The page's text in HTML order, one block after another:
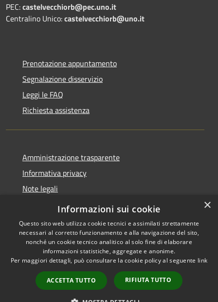
PEC:castelvecchiorb@pec.uno.it
Centralino Unico:castelvecchiorb@uno.it
Prenotazione appuntamento
Segnalazione disservizio
Leggi le FAQ
Richiesta assistenza
Amministrazione trasparente
Informativa privacy
Note legali
Dichiarazione di accessibilità
Accessibilità
Copyright © 2026 • Comune di
Castelvecchio di Rocca
Barbena • Powered by
Municipium•Accesso
×
Informazioni sui cookie
Questo sito web utilizza cookie tecnici e assimilati strettamente
necessari al corretto funzionamento e alla navigazione del sito,
nonché un cookie tecnico analitico al solo fine di elaborare
informazioni statistiche, aggregate e anonime.
Per maggiori dettagli, può consultare la cookie policy al seguente link
ACCETTA TUTTO RIFIUTA TUTTO